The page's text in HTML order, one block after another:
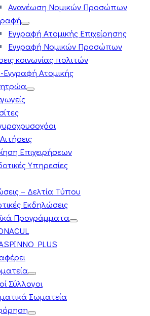
Ανανέωση Νομικών Προσώπων
Εγγραφή Ατομικής Επιχείρησης
Εγγραφή Νομικών Προσώπων
κοινωνίας πολιτών
Ατομικής
Επιχειρήσεων
Υπηρεσίες
– Δελτία Τύπου
Εκδηλώσεις
Προγράμματα
PLUS
Σύλλογοι
Σωματεία